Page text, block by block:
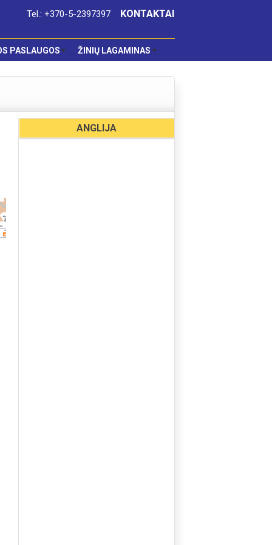
Tel.: +370-5-2397397 KONTAKTAI
PASLAUGOS ŽINIŲ LAGAMINAS
ANGLIJA